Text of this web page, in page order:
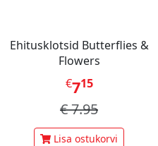
Ehitusklotsid Butterflies &
Flowers
€715
€7.95
Lisa ostukorvi